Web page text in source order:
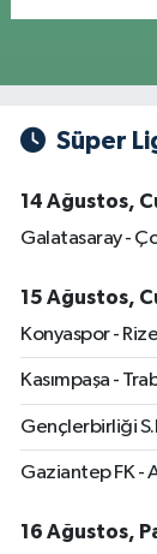
Süper
14 Ağustos,
Galatasaray -
15 Ağustos,
Konyaspor -
Kasımpaşa -
Gençlerbirliği
Gaziantep FK -
16 Ağustos,